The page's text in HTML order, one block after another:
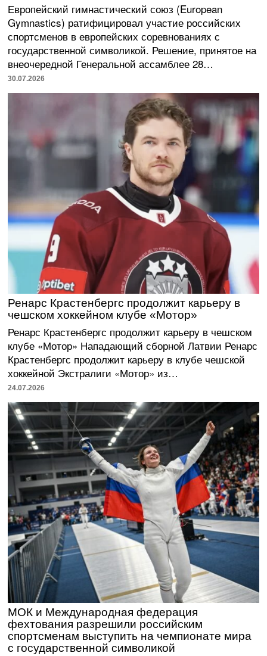
Европейский гимнастический союз (European
Gymnastics) ратифицировал участие российских
спортсменов в европейских соревнованиях с
государственной символикой. Решение, принятое на
внеочередной Генеральной ассамблее 28…
30.07.2026
Ренарс Крастенбергс продолжит карьеру в
чешском хоккейном клубе «Мотор»
Ренарс Крастенбергс продолжит карьеру в чешском
клубе «Мотор» Нападающий сборной Латвии Ренарс
Крастенбергс продолжит карьеру в клубе чешской
хоккейной Экстралиги «Мотор» из…
24.07.2026
МОК и Международная федерация
фехтования разрешили российским
спортсменам выступить на чемпионате мира
с государственной символикой